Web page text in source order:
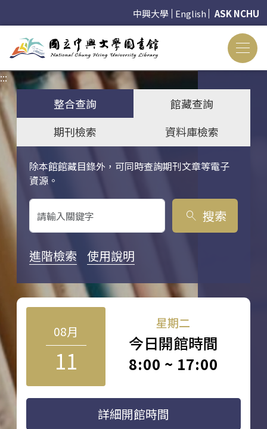
中興大學 English ASK NCHU
:::
整合查詢
館藏查詢
期刊檢索
資料庫檢索
除本館館藏目錄外，可同時查詢期刊文章等電子
資源。
關鍵字搜尋
search 搜索
進階檢索 使用說明
08月
11
星期二
今日開館時間
8:00 ~ 17:00
詳細開館時間